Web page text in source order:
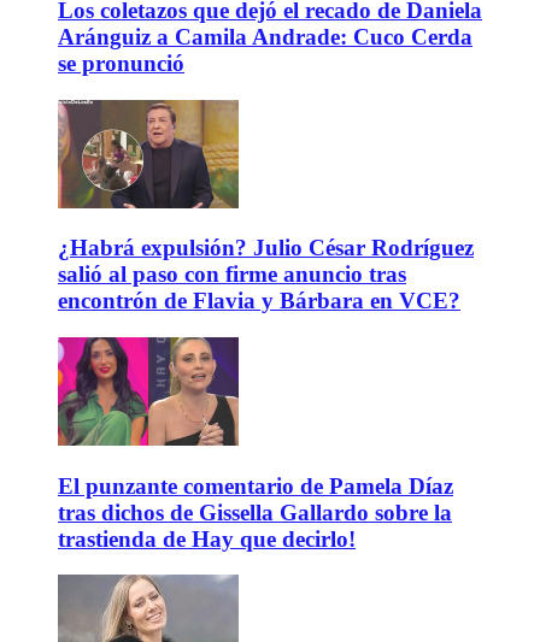
Los coletazos que dejó el recado de Daniela
Aránguiz a Camila Andrade: Cuco Cerda
se pronunció
¿Habrá expulsión? Julio César Rodríguez
salió al paso con firme anuncio tras
encontrón de Flavia y Bárbara en VCE?
El punzante comentario de Pamela Díaz
tras dichos de Gissella Gallardo sobre la
trastienda de Hay que decirlo!